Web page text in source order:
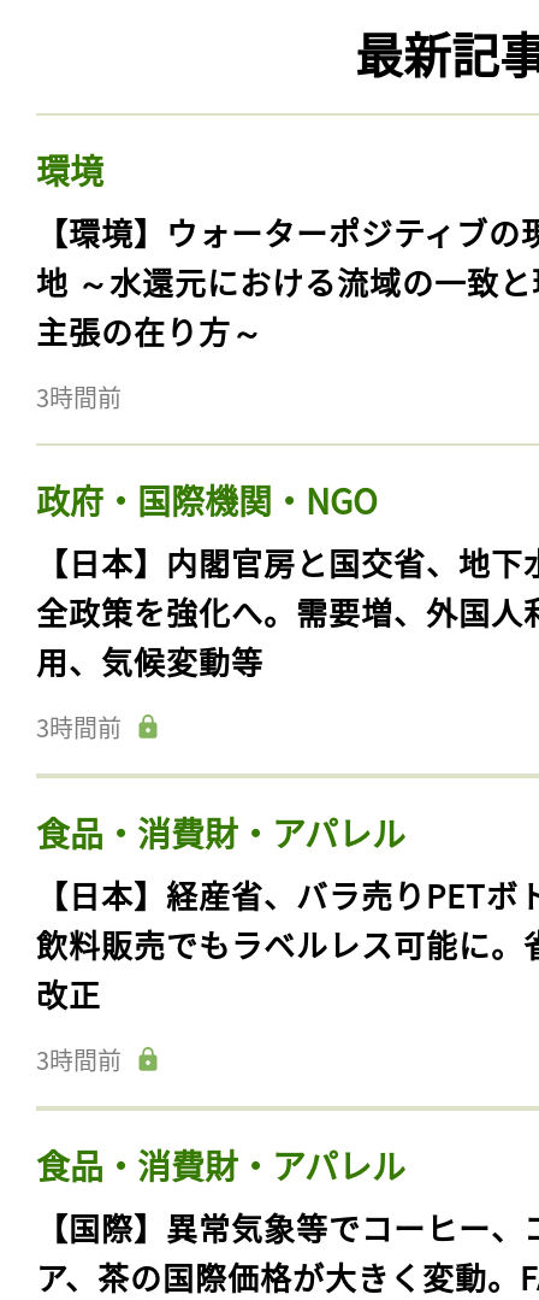
最新記
環境
【環境】ウォーターポジティブの
地 ～水還元における流域の一致
主張の在り方～
3時間前
政府・国際機関・NGO
【日本】内閣官房と国交省、地下
全政策を強化へ。需要増、外国人
用、気候変動等
3時間前
食品・消費財・アパレル
【日本】経産省、バラ売りPETボ
飲料販売でもラベルレス可能に。
改正
3時間前
食品・消費財・アパレル
【国際】異常気象等でコーヒー、
ア、茶の国際価格が大きく変動。